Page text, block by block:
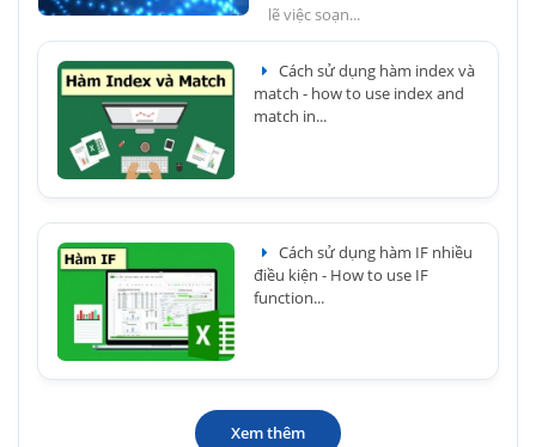
lẽ việc soạn...
Cách sử dụng hàm index và
match - how to use index and
match in...
Cách sử dụng hàm IF nhiều
điều kiện - How to use IF
function...
Xem thêm